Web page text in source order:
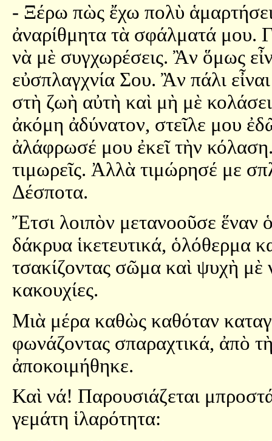
- Ξέρω πὼς ἔχω πολὺ
ἀναρίθμητα τὰ σφάλματά μου.
νὰ μὲ συγχωρέσεις. Ἂν ὅμως
εὐσπλαγχνία Σου. Ἂν πάλι
στὴ ζωὴ αὐτὴ καὶ μὴ μὲ
ἀκόμη ἀδύνατον, στεῖλε μου
ἀλάφρωσέ μου ἐκεῖ τὴν
τιμωρεῖς. Ἀλλὰ τιμώρησέ με
Δέσποτα.
Ἔτσι λοιπὸν μετανοοῦσε ἕναν
δάκρυα ἱκετευτικά, ὁλόθερμα
τσακίζοντας σῶμα καὶ ψυχὴ μὲ
κακουχίες.
Μιὰ μέρα καθὼς καθόταν
φωνάζοντας σπαραχτικά, ἀπὸ
ἀποκοιμήθηκε.
Καὶ νά! Παρουσιάζεται
γεμάτη ἱλαρότητα: